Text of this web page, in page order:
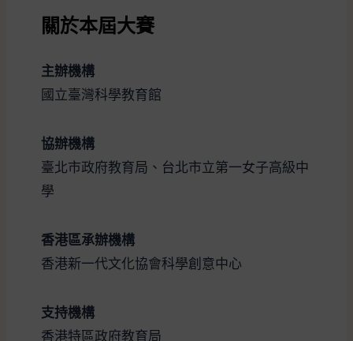
關於本屆大賽
主辦機構
國立臺灣科學教育館
協辦機構
臺北市政府教育局、台北市立第一女子高級中
學
香港區承辦機構
香港新一代文化協會科學創意中心
支持機構
香港特區政府教育局